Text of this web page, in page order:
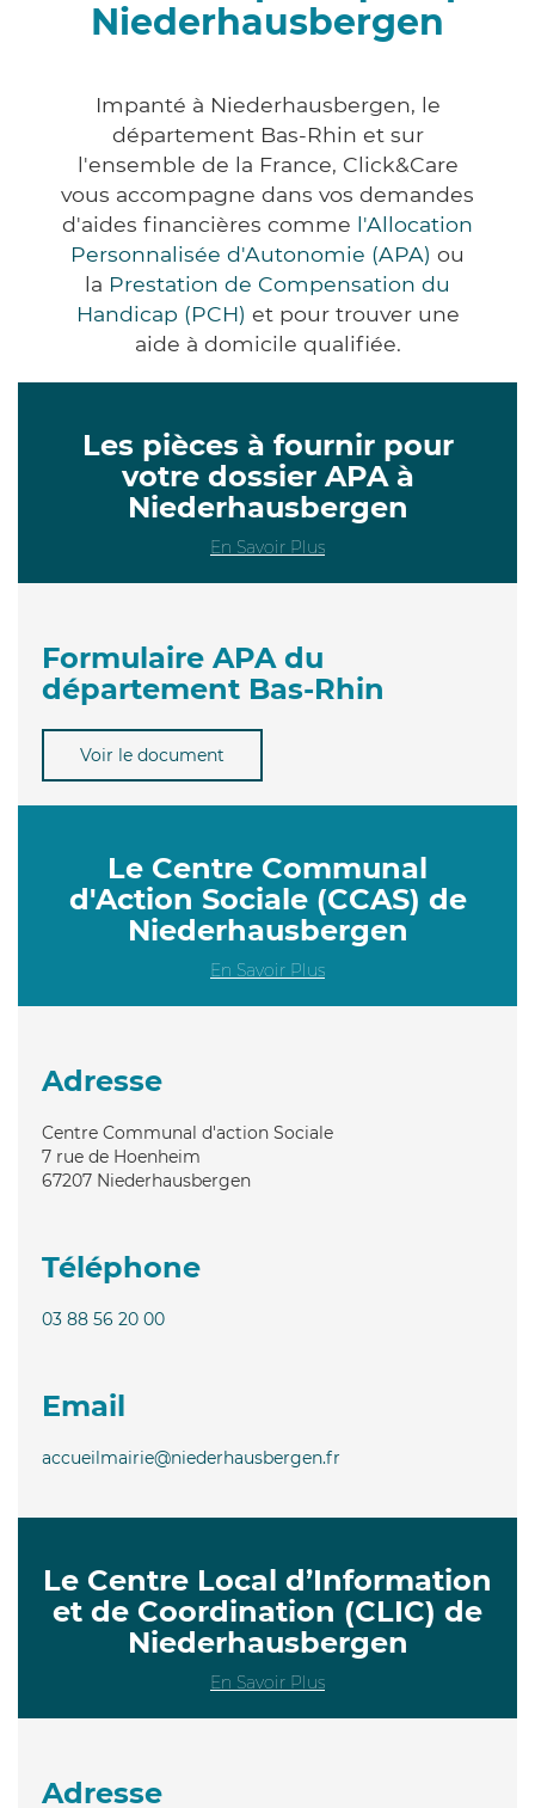
Niederhausbergen
Impanté à Niederhausbergen, le
département Bas-Rhin et sur
l'ensemble de la France, Click&Care
vous accompagne dans vos demandes
d'aides financières comme l'Allocation
Personnalisée d'Autonomie (APA) ou
la Prestation de Compensation du
Handicap (PCH) et pour trouver une
aide à domicile qualifiée.
Les pièces à fournir pour
votre dossier APA à
Niederhausbergen
En Savoir Plus
Formulaire APA du
département Bas-Rhin
Voir le document
Le Centre Communal
d'Action Sociale (CCAS) de
Niederhausbergen
En Savoir Plus
Adresse
Centre Communal d'action Sociale
7 rue de Hoenheim
67207 Niederhausbergen
Téléphone
03 88 56 20 00
Email
accueilmairie@niederhausbergen.fr
Le Centre Local d’Information
et de Coordination (CLIC) de
Niederhausbergen
En Savoir Plus
Adresse